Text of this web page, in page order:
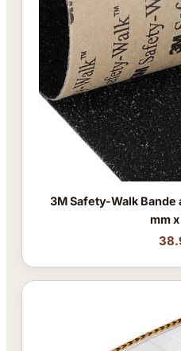
3M Safety-Walk
mm x